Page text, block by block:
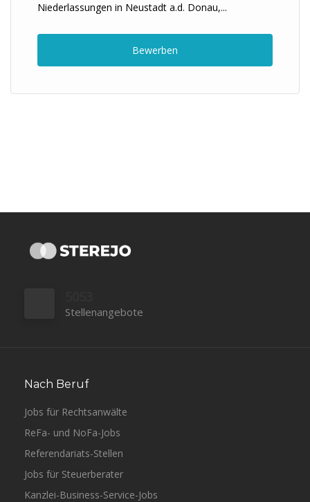
Niederlassungen in Neustadt a.d. Donau,...
Bewerben
Stellenangebote
Nach Beruf
Jobs für Rechtsanwälte
ReFa- und NoFa-Jobs
Referendariats-Stellen
Jobs für Steuerberater
Kanzlei-Business-Service-Jobs